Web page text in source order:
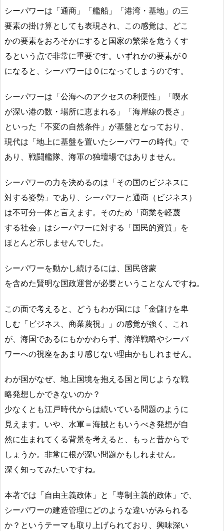
シーパワーは「通商」「艦船」「港湾・基地」の三
要素の掛け算としても表現され、この感覚は、どこ
かの要素をおろそかにすると国家の繁栄を危うくす
るという点で非常に重要です。いずれかの要素が０
になると、シーパワーは０になってしまうのです。
シーパワーは「公海へのアクセスの利便性」「喫水
が深い港の数・場所に恵まれる」「海岸線の長さ」
といった「不変の自然条件」が基盤となっており、
現代は「地上に基盤を置いたシーパワーの時代」で
あり、戦闘艦隊、海軍の独壇場ではありません。
シーパワーの力を決めるのは「その国のビジネスに
対する姿勢」であり、シーパワーと通商（ビジネス）
は不可分一体と言えます。そのため「商業を軽蔑
する社会」はシーパワーに対する「国民的資質」を
ほとんど示しませんでした。
シーパワーを動かし続けるには、国民啓蒙
を含めた賢明な国政運営が必要ということなんですね。
この面で考えると、どうもわが国には「金儲けを卑
しむ「ビジネス、商業蔑視」」の感覚が強く、これ
が、海国であるにもかかわらず、海洋戦略やシーパ
ワーへの視座をあまり感じない理由かもしれません。
わが国がなぜ、地上国境を抱える国と同じような戦
略発想しかできないのか？
少なくとも江戸時代からは続いている問題のように
見えます。いや、水軍＝海賊ともいうべき発想が自
然に生まれてくる背景を考えると、もっと昔からで
しょうか。非常に根が深い問題かもしれません。
深く知ってみたいですね。
本著では「自由主義政体」と「専制主義的政体」で、
シーパワーの建造管理にどのような違いがみられる
か？というテーマも取り上げられており、興味深い